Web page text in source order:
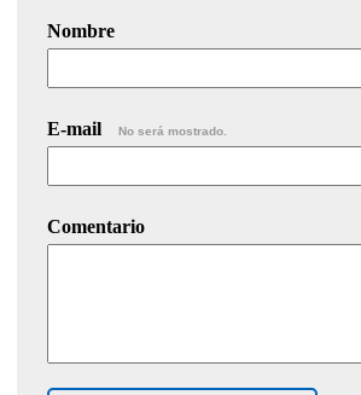
Nombre
E-mail No será mostrado.
Comentario